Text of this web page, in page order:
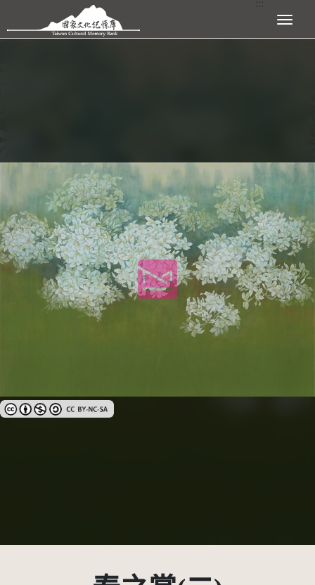
跳到主要內容區塊 展開選單
創用CC姓名標示-非商業性-相同方式分享 3.0 台灣及其後版本